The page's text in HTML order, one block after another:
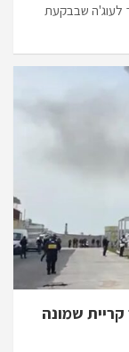
הבוקר מרכב חולף בכביש 90 סמוך לעוג'ה שבבקעת